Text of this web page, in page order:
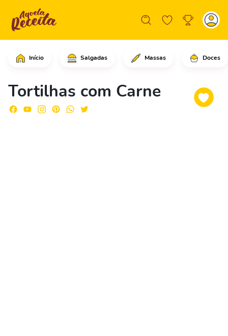
Início Salgadas Massas Doces
Tortilhas com Carne
Comece cortando uma tortilha de